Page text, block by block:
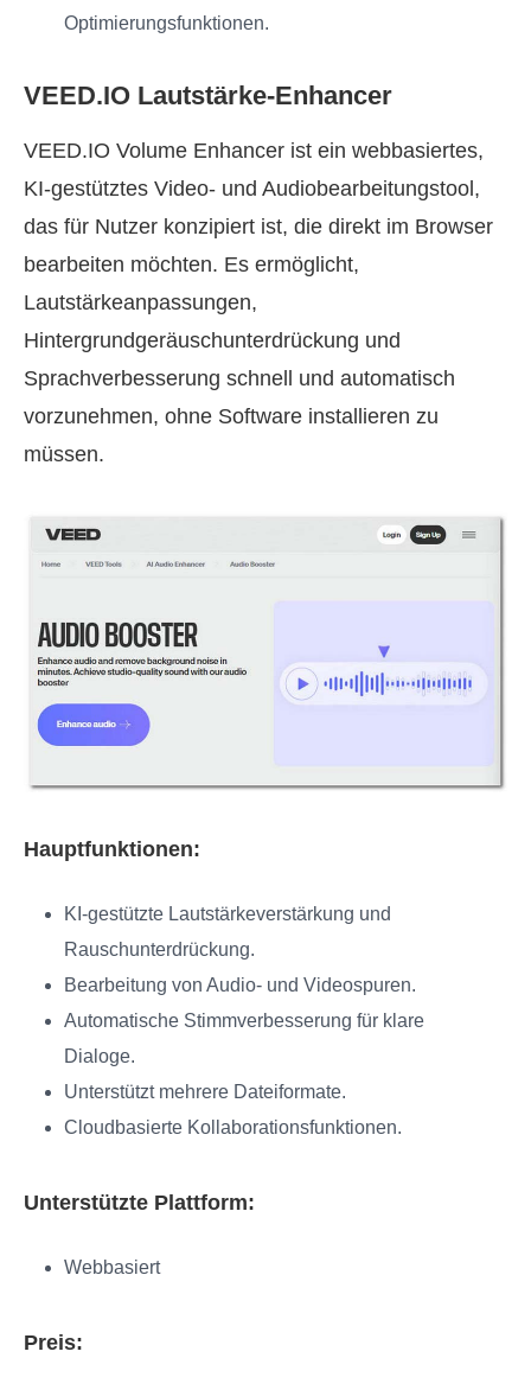
Optimierungsfunktionen.
VEED.IO Lautstärke-Enhancer
VEED.IO Volume Enhancer ist ein webbasiertes,
KI-gestütztes Video- und Audiobearbeitungstool,
das für Nutzer konzipiert ist, die direkt im Browser
bearbeiten möchten. Es ermöglicht,
Lautstärkeanpassungen,
Hintergrundgeräuschunterdrückung und
Sprachverbesserung schnell und automatisch
vorzunehmen, ohne Software installieren zu
müssen.
Hauptfunktionen:
KI-gestützte Lautstärkeverstärkung und
Rauschunterdrückung.
Bearbeitung von Audio- und Videospuren.
Automatische Stimmverbesserung für klare
Dialoge.
Unterstützt mehrere Dateiformate.
Cloudbasierte Kollaborationsfunktionen.
Unterstützte Plattform:
Webbasiert
Preis: